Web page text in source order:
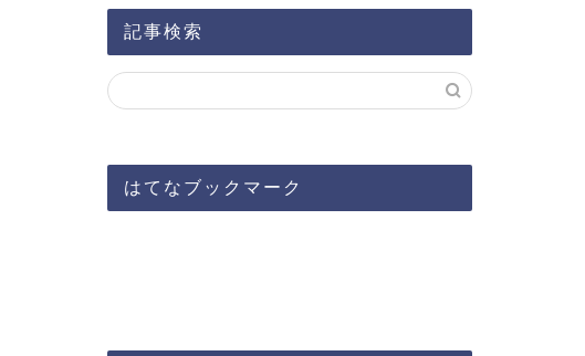
記事検索
はてなブックマーク